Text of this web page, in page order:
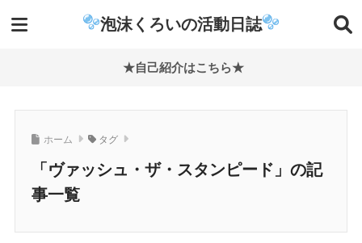
泡沫くろいの活動日誌
★自己紹介はこちら★
ホーム タグ
「ヴァッシュ・ザ・スタンピード」の記
事一覧